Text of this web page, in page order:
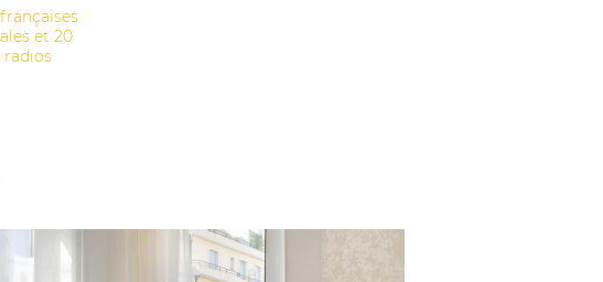
et 20
radios